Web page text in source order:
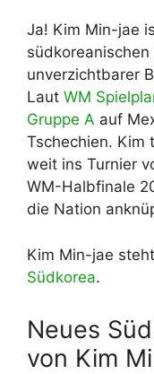
Ja! Kim Min-jae
unverzichtbarer
Laut WM
Gruppe A auf
Tschechien. Kim
weit ins Turnier
WM-Halbfinale
die Nation
Kim Min-jae
Südkorea.
Neues
von Kim